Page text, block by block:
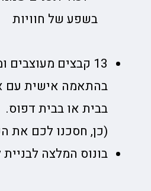
בשפע של חוויות
13 קבצים
בהתאמה אישית עם
בבית או בבית דפוס.
(כן, חסכנו לכם את
בונוס המלצה